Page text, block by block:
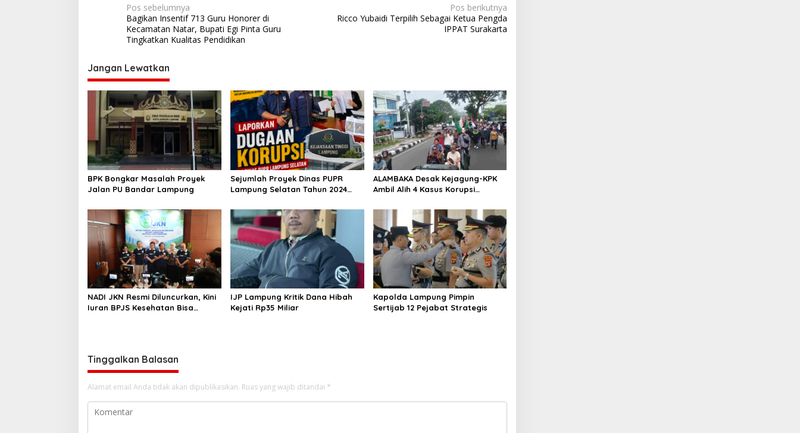
N
a
v
i
g
a
s
i
p
o
s
Pos sebelumnya
Bagikan Insentif 713 Guru Honorer di
Kecamatan Natar, Bupati Egi Pinta Guru
Tingkatkan Kualitas Pendidikan
Pos berikutnya
Ricco Yubaidi Terpilih Sebagai Ketua Pengda
IPPAT Surakarta
Jangan Lewatkan
BPK Bongkar Masalah Proyek
Jalan PU Bandar Lampung
Sejumlah Proyek Dinas PUPR
Lampung Selatan Tahun 2024
Ke KEJATI Lampung
ALAMBAKA Desak Kejagung-KPK
Ambil Alih 4 Kasus Korupsi
NADI JKN Resmi Diluncurkan, Kini
Iuran BPJS Kesehatan Bisa
IJP Lampung Kritik Dana Hibah
Kejati Rp35 Miliar
Kapolda Lampung Pimpin
Sertijab 12 Pejabat Strategis
Tinggalkan Balasan
Alamat email Anda tidak akan dipublikasikan. Ruas yang wajib ditandai *